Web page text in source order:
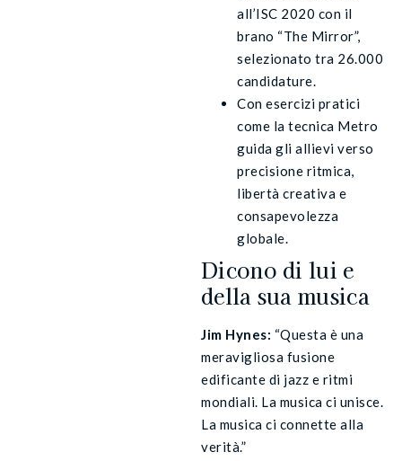
all’ISC 2020 con il
brano “The Mirror”,
selezionato tra 26.000
candidature.
Con esercizi pratici
come la tecnica Metro
guida gli allievi verso
precisione ritmica,
libertà creativa e
consapevolezza
globale.
Dicono di lui e
della sua musica
Jim Hynes: “Questa è una
meravigliosa fusione
edificante di jazz e ritmi
mondiali. La musica ci unisce.
La musica ci connette alla
verità.”